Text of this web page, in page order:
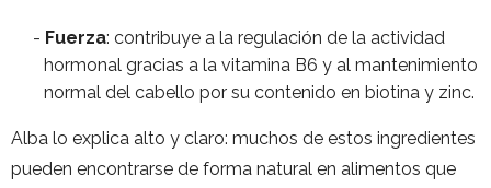
Fuerza: contribuye a la regulación de la actividad
hormonal gracias a la vitamina B6 y al mantenimiento
normal del cabello por su contenido en biotina y zinc.
Alba lo explica alto y claro: muchos de estos ingredientes
pueden encontrarse de forma natural en alimentos que